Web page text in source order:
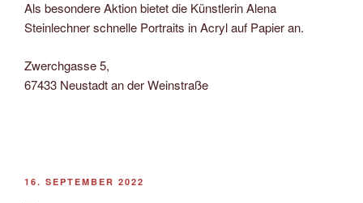
Als besondere Aktion bietet die Künstlerin Alena
Steinlechner schnelle Portraits in Acryl auf Papier an.
Zwerchgasse 5,
67433 Neustadt an der Weinstraße
VERÖFFENTLICHT
16. SEPTEMBER 2022